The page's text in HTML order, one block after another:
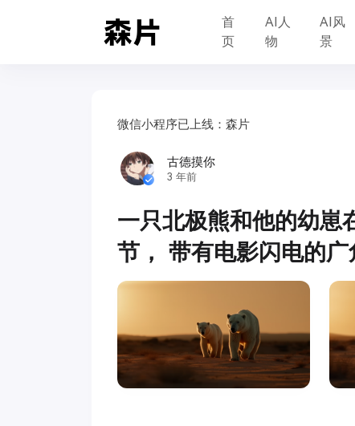
首
页
AI人
物
AI风
景
微信小程序已上线：森片
古德摸你
3 年前
一只北极熊和他的幼崽
节， 带有电影闪电的